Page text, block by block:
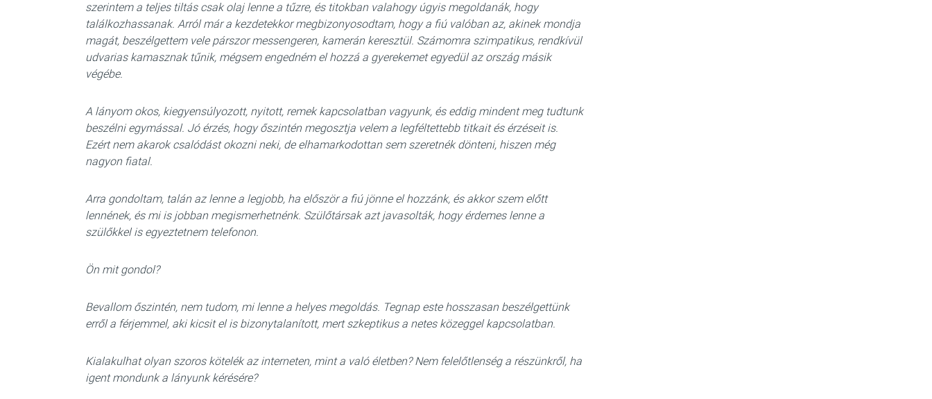
szerintem a teljes tiltás csak olaj lenne a tűzre, és titokban valahogy úgyis megoldanák, hogy
találkozhassanak. Arról már a kezdetekkor megbizonyosodtam, hogy a fiú valóban az, akinek mondja
magát, beszélgettem vele párszor messengeren, kamerán keresztül. Számomra szimpatikus, rendkívül
udvarias kamasznak tűnik, mégsem engedném el hozzá a gyerekemet egyedül az ország másik
végébe.
A lányom okos, kiegyensúlyozott, nyitott, remek kapcsolatban vagyunk, és eddig mindent meg tudtunk
beszélni egymással. Jó érzés, hogy őszintén megosztja velem a legféltettebb titkait és érzéseit is.
Ezért nem akarok csalódást okozni neki, de elhamarkodottan sem szeretnék dönteni, hiszen még
nagyon fiatal.
Arra gondoltam, talán az lenne a legjobb, ha először a fiú jönne el hozzánk, és akkor szem előtt
lennének, és mi is jobban megismerhetnénk. Szülőtársak azt javasolták, hogy érdemes lenne a
szülőkkel is egyeztetnem telefonon.
Ön mit gondol?
Bevallom őszintén, nem tudom, mi lenne a helyes megoldás. Tegnap este hosszasan beszélgettünk
erről a férjemmel, aki kicsit el is bizonytalanított, mert szkeptikus a netes közeggel kapcsolatban.
Kialakulhat olyan szoros kötelék az interneten, mint a való életben? Nem felelőtlenség a részünkről, ha
igent mondunk a lányunk kérésére?